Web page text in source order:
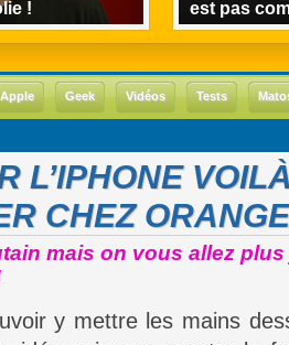
!
est pas
Apple Geek Vidéos Tests
L’IPHONE
CHEZ
mais on vous allez
y mettre les mains